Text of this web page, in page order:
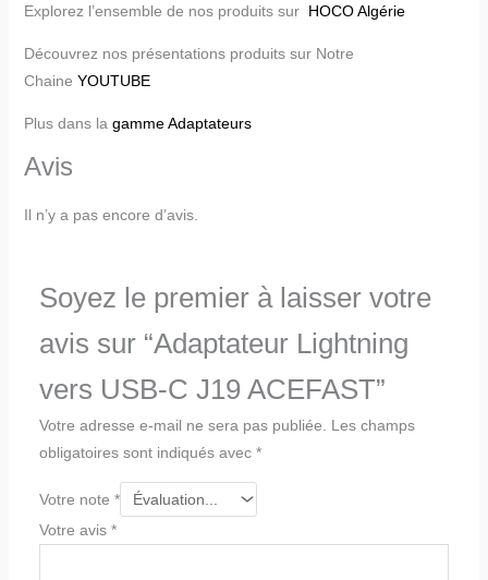
Explorez l’ensemble de nos produits sur HOCO Algérie
Découvrez nos présentations produits sur Notre
Chaine YOUTUBE
Plus dans la gamme Adaptateurs
Avis
Il n’y a pas encore d’avis.
Soyez le premier à laisser votre
avis sur “Adaptateur Lightning
vers USB-C J19 ACEFAST”
Votre adresse e-mail ne sera pas publiée.
Les champs
obligatoires sont indiqués avec *
Votre note *
Votre avis *